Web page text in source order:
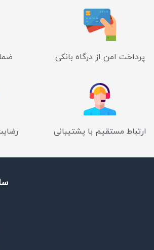
پرداخت امن از درگاه بانکی
ارتباط مستقیم با پشتیبانی